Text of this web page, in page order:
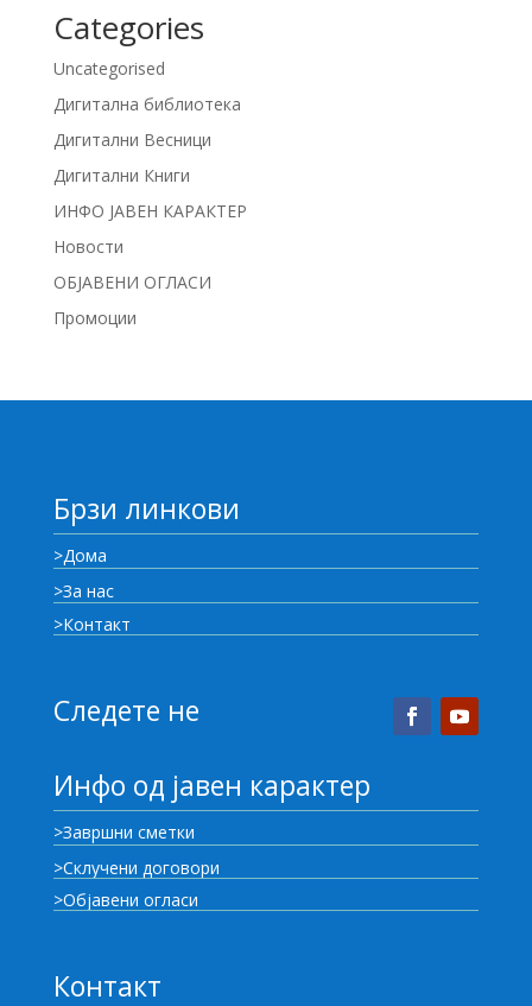
Categories
Uncategorised
Дигитална библиотека
Дигитални Весници
Дигитални Книги
ИНФО ЈАВЕН КАРАКТЕР
Новости
ОБЈАВЕНИ ОГЛАСИ
Промоции
Брзи линкови
>Дома
>За нас
>Контакт
Следете не
Инфо од јавен карактер
>Завршни сметки
>Склучени договори
>Објавени огласи
Контакт